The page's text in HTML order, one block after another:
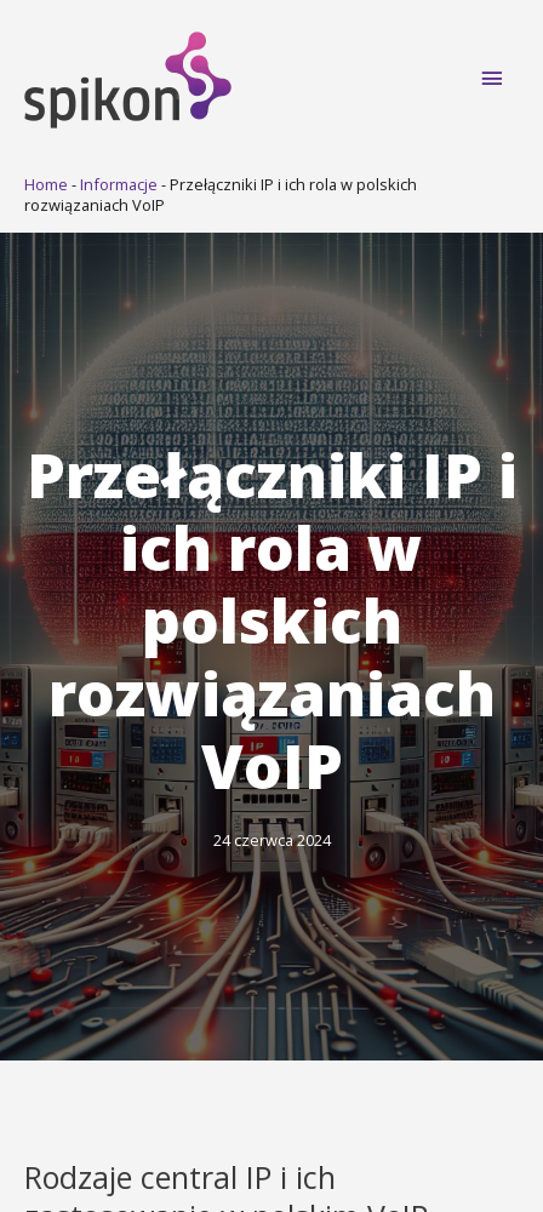
Main
Home -Informacje -Przełączniki IP i ich rola w polskich
rozwiązaniach VoIP
Przełączniki IP i
ich rola w
polskich
rozwiązaniach
VoIP
24 czerwca 2024
Rodzaje central IP i ich